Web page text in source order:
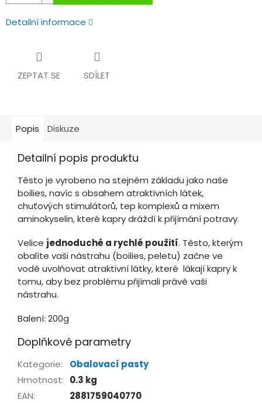
Detailní informace
ZEPTAT SE SDÍLET
Popis Diskuze
Detailní popis produktu
Těsto je vyrobeno na stejném základu jako naše
boilies, navíc s obsahem atraktivních látek,
chuťových stimulátorů, tep komplexů a mixem
aminokyselin, které kapry dráždí k přijímání potravy.
Velice jednoduché a rychlé použití. Těsto, kterým
obalíte vaši nástrahu (boilies, peletu) začne ve
vodě uvolňovat atraktivní látky, které lákají kapry k
tomu, aby bez problému přijímali právě vaši
nástrahu.
Balení: 200g
Doplňkové parametry
Kategorie:
Obalovací pasty
Hmotnost: 0.3 kg
EAN: 2881759040770